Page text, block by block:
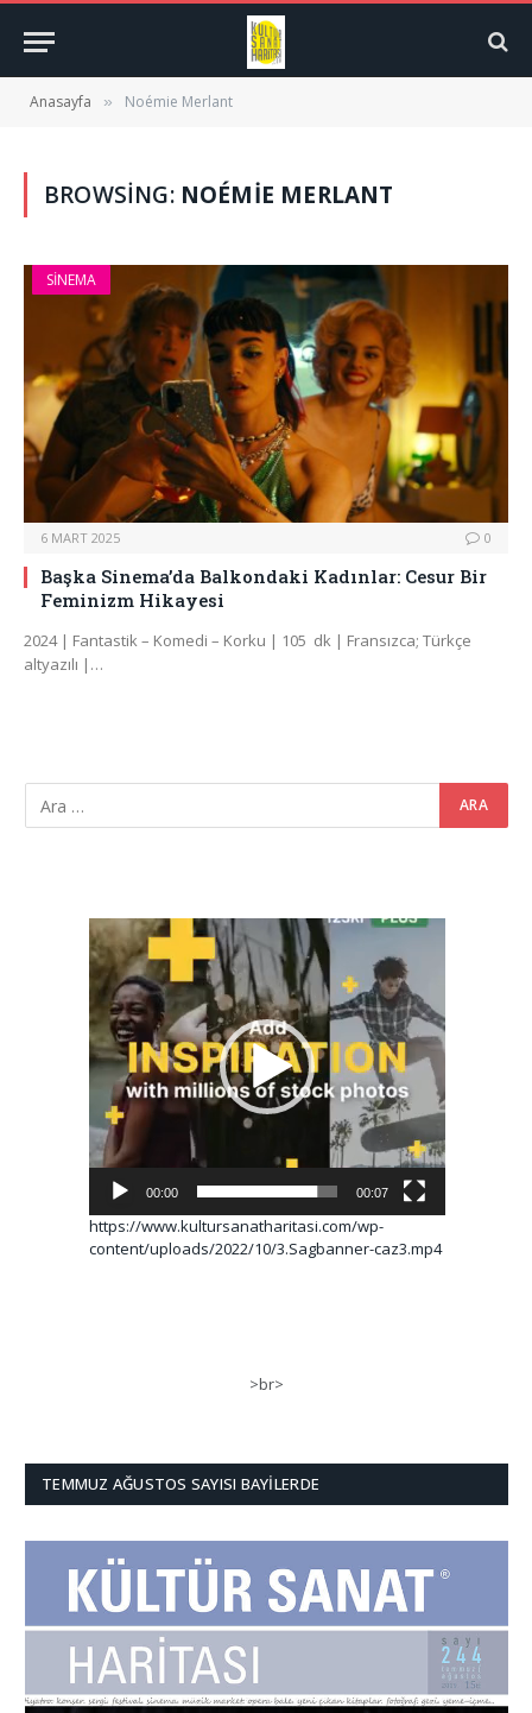
Anasayfa » Noémie Merlant
BROWSING: NOÉMIE MERLANT
SINEMA
6 MART 2025 0
Başka Sinema’da Balkondaki Kadınlar: Cesur Bir
Feminizm Hikayesi
2024 | Fantastik – Komedi – Korku | 105 dk | Fransızca; Türkçe
altyazılı |…
Video
oynatıcı
00:00 00:07
https://www.kultursanatharitasi.com/wp-
content/uploads/2022/10/3.Sagbanner-caz3.mp4
>br>
TEMMUZ AĞUSTOS SAYISI BAYILERDE